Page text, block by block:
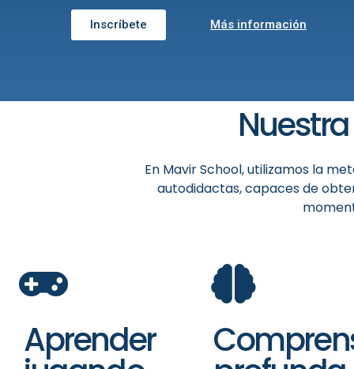
Inscríbete Más información
En Mavir School, utilizamos la
autodidactas, capaces de
Aprender